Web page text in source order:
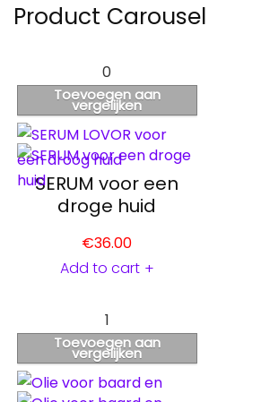
Product Carousel
0
Toevoegen aan
vergelijken
SERUM voor een
droge huid
€36.00
Add to cart +
1
Toevoegen aan
vergelijken